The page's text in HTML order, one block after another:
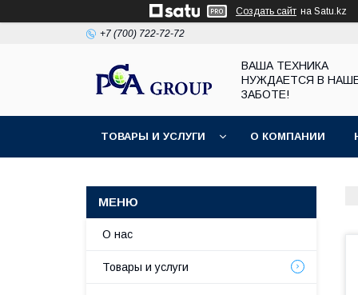
Создать сайт на Satu.kz
+7 (700) 722-72-72
ВАША ТЕХНИКА
НУЖДАЕТСЯ В
ЗАБОТЕ!
ТОВАРЫ И УСЛУГИ О КОМПАНИИ
О нас
Товары и услуги